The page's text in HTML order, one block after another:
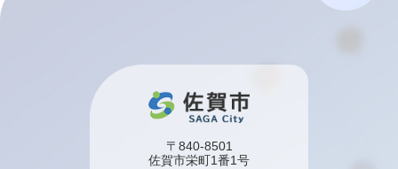
〒840-8501
佐賀市栄町1番1号